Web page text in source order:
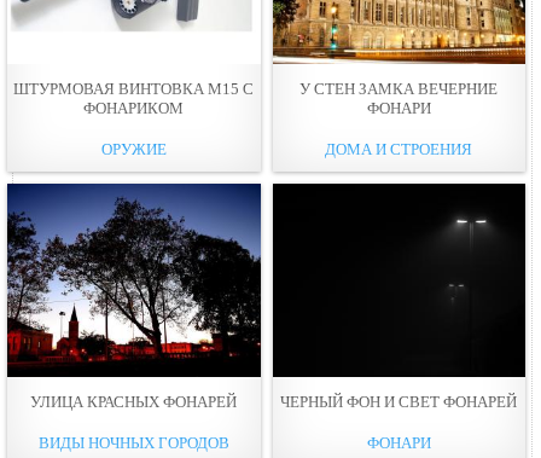
ШТУРМОВАЯ ВИНТОВКА M15 С
ФОНАРИКОМ
ОРУЖИЕ
У СТЕН ЗАМКА ВЕЧЕРНИЕ
ФОНАРИ
ДОМА И СТРОЕНИЯ
УЛИЦА КРАСНЫХ ФОНАРЕЙ
ВИДЫ НОЧНЫХ ГОРОДОВ
ЧЕРНЫЙ ФОН И СВЕТ ФОНАРЕЙ
ФОНАРИ